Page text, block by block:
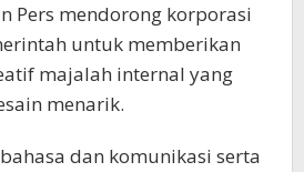
Pers mendorong korporasi
untuk memberikan
majalah internal yang
menarik.
dan komunikasi serta